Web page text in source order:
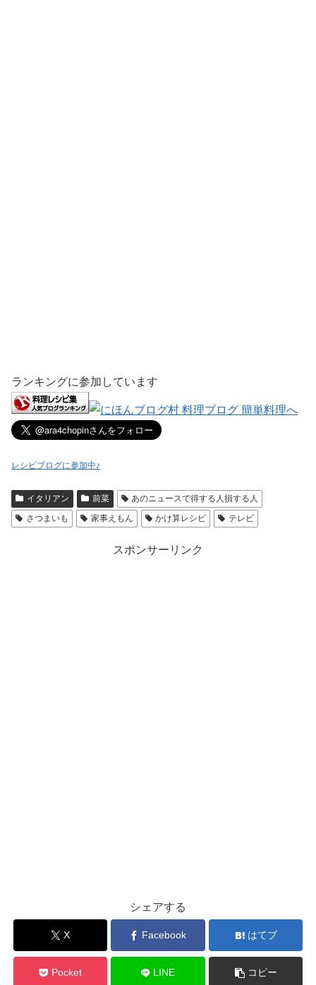
ランキングに参加しています
レシピブログに参加中♪
イタリアン 前菜
あのニュースで得する人損する人
さつまいも
家事えもん かけ算レシピ テレビ
スポンサーリンク
シェアする
X Facebook はてブ
Pocket LINE コピー